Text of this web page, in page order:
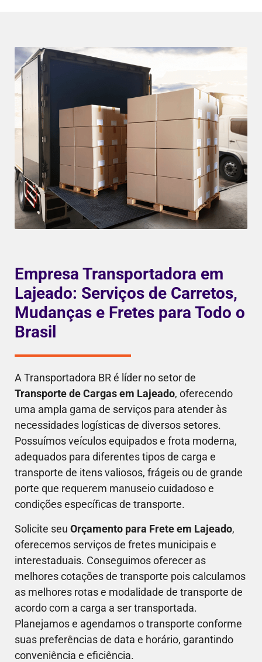
Empresa Transportadora em
Lajeado: Serviços de Carretos,
Mudanças e Fretes para Todo o
Brasil
A Transportadora BR é líder no setor de
Transporte de Cargas em Lajeado, oferecendo
uma ampla gama de serviços para atender às
necessidades logísticas de diversos setores.
Possuímos veículos equipados e frota moderna,
adequados para diferentes tipos de carga e
transporte de itens valiosos, frágeis ou de grande
porte que requerem manuseio cuidadoso e
condições específicas de transporte.
Solicite seu Orçamento para Frete em Lajeado,
oferecemos serviços de fretes municipais e
interestaduais. Conseguimos oferecer as
melhores cotações de transporte pois calculamos
as melhores rotas e modalidade de transporte de
acordo com a carga a ser transportada.
Planejamos e agendamos o transporte conforme
suas preferências de data e horário, garantindo
conveniência e eficiência.